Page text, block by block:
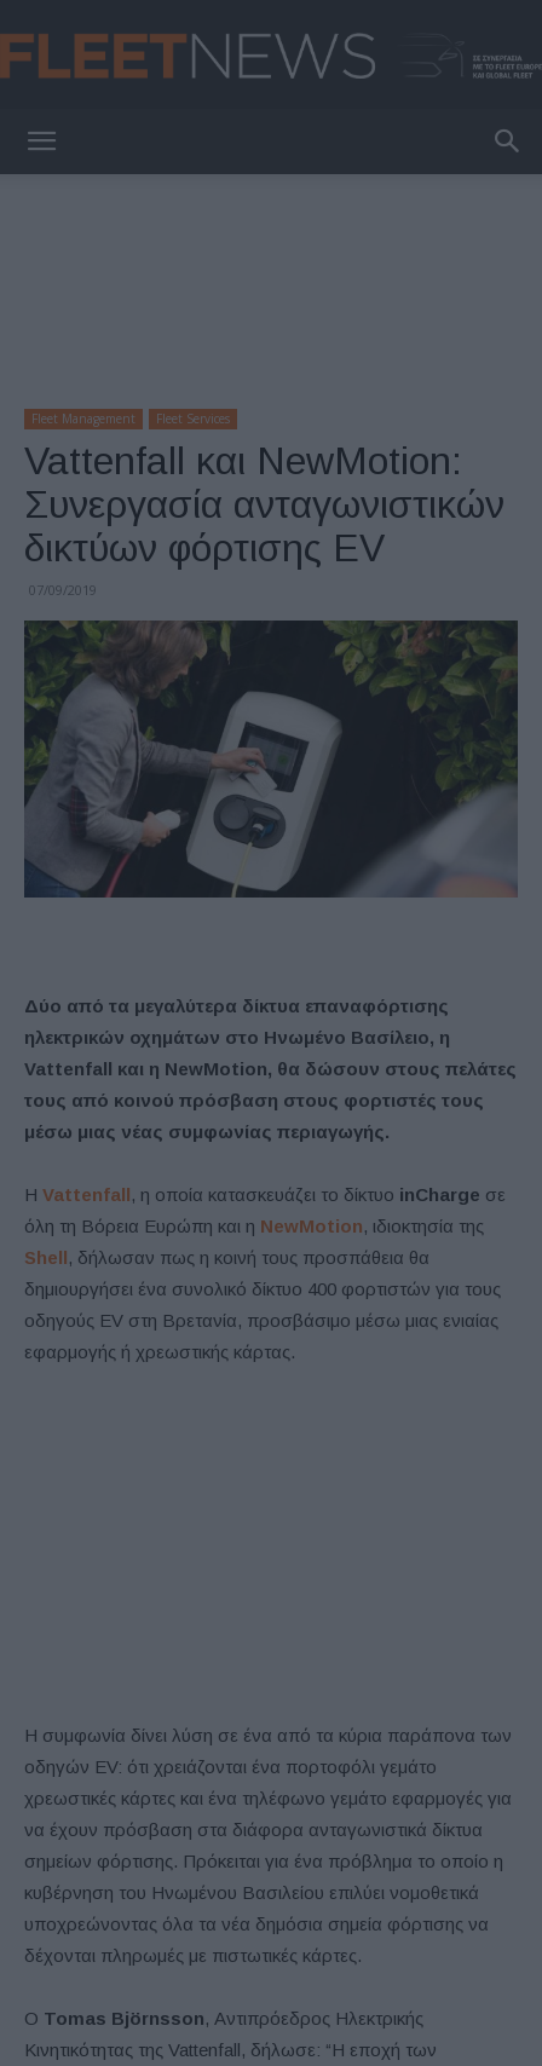
Fleet Management Fleet Services
Vattenfall και NewMotion:
Συνεργασία ανταγωνιστικών
δικτύων φόρτισης EV
07/09/2019
Δύο από τα μεγαλύτερα δίκτυα επαναφόρτισης
ηλεκτρικών οχημάτων στο Ηνωμένο Βασίλειο, η
Vattenfall και η NewMotion, θα δώσουν στους πελάτες
τους από κοινού πρόσβαση στους φορτιστές τους
μέσω μιας νέας συμφωνίας περιαγωγής.
Η Vattenfall, η οποία κατασκευάζει το δίκτυο inCharge σε
όλη τη Βόρεια Ευρώπη και η NewMotion, ιδιοκτησία της
Shell, δήλωσαν πως η κοινή τους προσπάθεια θα
δημιουργήσει ένα συνολικό δίκτυο 400 φορτιστών για τους
οδηγούς EV στη Βρετανία, προσβάσιμο μέσω μιας ενιαίας
εφαρμογής ή χρεωστικής κάρτας.
Η συμφωνία δίνει λύση σε ένα από τα κύρια παράπονα των
οδηγών EV: ότι χρειάζονται ένα πορτοφόλι γεμάτο
χρεωστικές κάρτες και ένα τηλέφωνο γεμάτο εφαρμογές για
να έχουν πρόσβαση στα διάφορα ανταγωνιστικά δίκτυα
σημείων φόρτισης. Πρόκειται για ένα πρόβλημα το οποίο η
κυβέρνηση του Ηνωμένου Βασιλείου επιλύει νομοθετικά
υποχρεώνοντας όλα τα νέα δημόσια σημεία φόρτισης να
δέχονται πληρωμές με πιστωτικές κάρτες.
Ο Tomas Björnsson, Αντιπρόεδρος Ηλεκτρικής
Κινητικότητας της Vattenfall, δήλωσε: “Η εποχή των